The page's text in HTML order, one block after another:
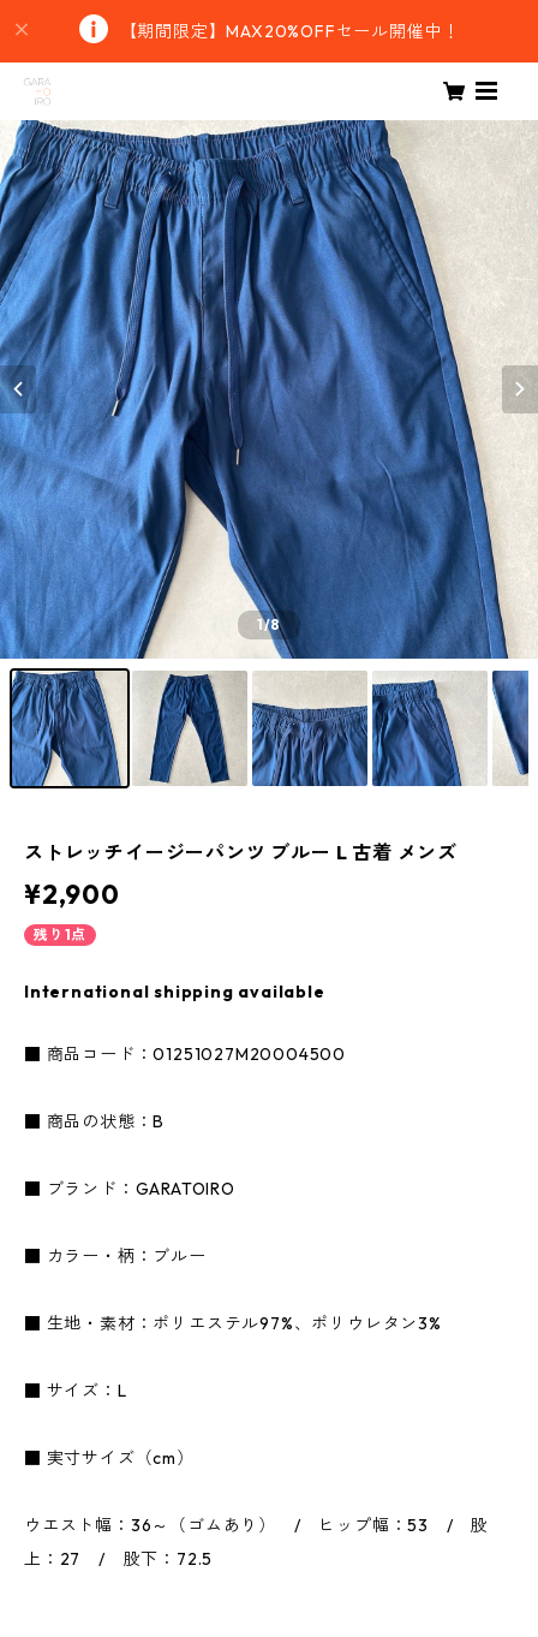
【期間限定】MAX20%OFFセール開催中！
1/8
ストレッチイージーパンツ ブルー L 古着 メンズ
¥2,900
残り1点
International shipping available
■ 商品コード：01251027M20004500
■ 商品の状態：B
■ ブランド：GARATOIRO
■ カラー・柄：ブルー
■ 生地・素材：ポリエステル97%、ポリウレタン3%
■ サイズ：L
■ 実寸サイズ（cm）
ウエスト幅：36～（ゴムあり） / ヒップ幅：53 / 股
上：27 / 股下：72.5